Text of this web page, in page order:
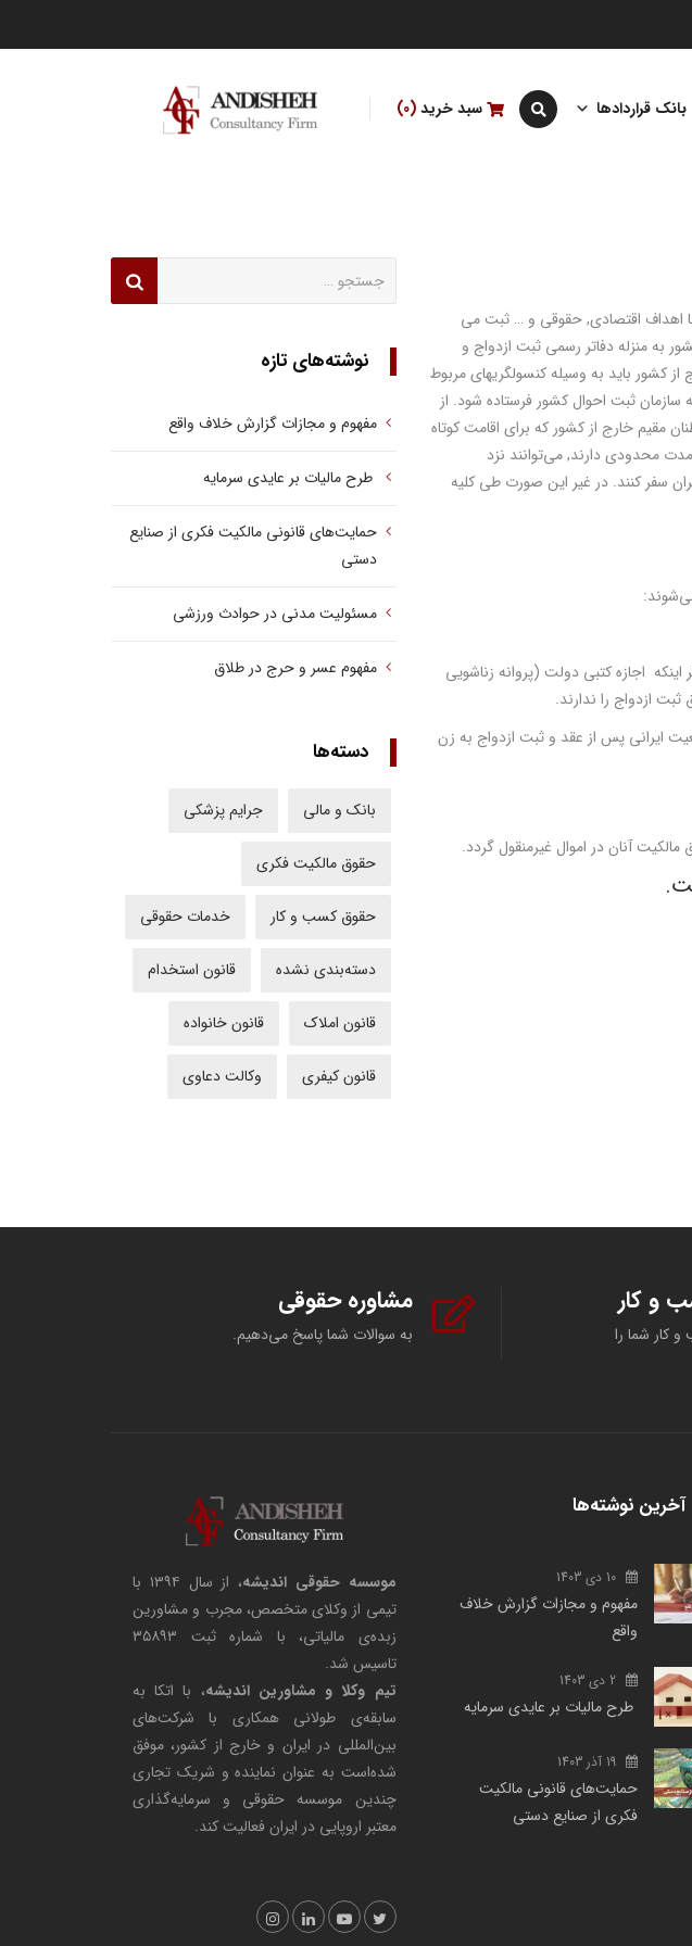
سبد خرید 0 بانک قراردادها
اقتصادی,حقوقی و … ثبت می
به منزله دفاتر رسمی ثبت ازدواج و
از کشور باید به وسیله کنسولگریهای مربوط
سازمان ثبت احوال کشور فرستاده شود. از
مقیم خارج از کشور که برای اقامت کوتاه
مدت محدودی دارند,می‌توانند نزد
سفر کنند. در غیر این صورت طی کلیه
اینکه اجازه کتبی دولت (پروانه زناشویی
ازدواج را ندارند.
ایرانی پس از عقد و ثبت ازدواج به زن
برای:
نوشته‌های تازه
مفهوم و مجازات گزارش خلاف واقع
طرح مالیات بر عایدی سرمایه
حمایت‌های قانونی مالکیت فکری از صنایع
دستی
مسئولیت مدنی در حوادث ورزشی
مفهوم عسر و حرج در طلاق
دسته‌ها
بانک و مالی جرایم پزشکی
حقوق مالکیت فکری
حقوق کسب‌ و کار خدمات حقوقی
دسته‌بندی نشده قانون استخدام
قانون املاک قانون خانواده
قانون کیفری وکالت دعاوی
مشاوره حقوقی
به سوالات شما پاسخ می‌دهیم.
و کار
شما را
موسسه حقوقی اندیشه
، از سال ۱۳۹۴ با
تیمی از وکلای متخصص، مجرب و مشاورین
زبده‌ی مالیاتی، با شماره ثبت ۳۵۸۹۳
تاسیس شد.
تیم وکلا و مشاورین اندیشه، با اتکا به
سابقه‌ی طولانی همکاری با شرکت‌های
بین‌المللی در ایران و خارج از کشور، موفق
شده‌است به عنوان نماینده و شریک تجاری
چندین موسسه حقوقی و سرمایه‌گذاری
معتبر اروپایی در ایران فعالیت کند.
آخرین نوشته‌ها
10 دی 1403
مفهوم و مجازات گزارش خلاف
واقع
2 دی 1403
طرح مالیات بر عایدی سرمایه
19 آذر 1403
حمایت‌های قانونی مالکیت
فکری از صنایع دستی